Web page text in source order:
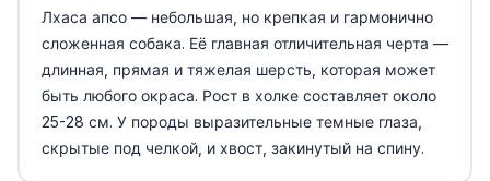
Лхаса апсо — небольшая, но крепкая и гармонично
сложенная собака. Её главная отличительная черта —
длинная, прямая и тяжелая шерсть, которая может
быть любого окраса. Рост в холке составляет около
25-28 см. У породы выразительные темные глаза,
скрытые под челкой, и хвост, закинутый на спину.